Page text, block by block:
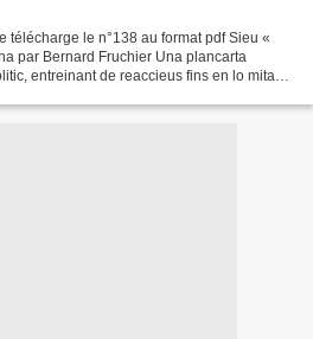
télécharge le n°138 au format pdf Sieu «
par Bernard Fruchier Una plancarta
entreinant de reaccieus fins en lo mitan